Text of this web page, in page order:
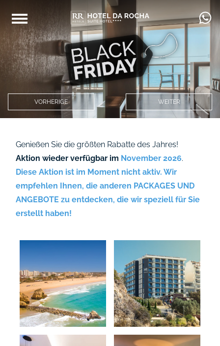
VORHERIGE WEITER
Genießen Sie die größten Rabatte des Jahres!
Aktion wieder verfügbar im November 2026.
Diese Aktion ist im Moment nicht aktiv. Wir
empfehlen Ihnen, die anderen PACKAGES UND
ANGEBOTE zu entdecken, die wir speziell für Sie
erstellt haben!